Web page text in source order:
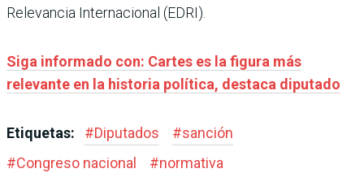
Relevancia Internacional (EDRI).
Siga informado con: Cartes es la figura más
relevante en la historia política, destaca diputado
Etiquetas: #Diputados #sanción
#Congreso nacional #normativa